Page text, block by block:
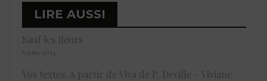
LIRE AUSSI
Sauf les fleurs
6 juin 2014
Vos textes: A partir de Viva de P. Deville – Viviane